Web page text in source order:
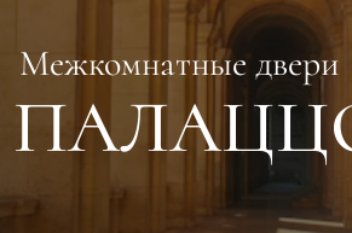
Межкомнатные двери